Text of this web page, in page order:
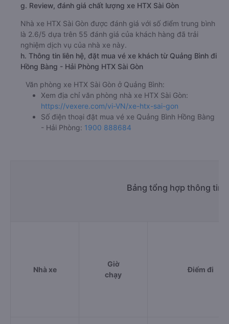
g. Review, đánh giá chất lượng xe HTX Sài Gòn
Nhà xe HTX Sài Gòn được đánh giá với số điểm trung bình
là 2.6/5 dựa trên 55 đánh giá của khách hàng đã trải
nghiệm dịch vụ của nhà xe này.
h. Thông tin liên hệ, đặt mua vé xe khách từ Quảng Bình đi
Hồng Bàng - Hải Phòng HTX Sài Gòn
Văn phòng xe HTX Sài Gòn ở Quảng Bình:
Xem địa chỉ văn phòng nhà xe HTX Sài Gòn:
https://vexere.com/vi-VN/xe-htx-sai-gon
Số điện thoại đặt mua vé xe Quảng Bình Hồng Bàng
- Hải Phòng: 1900 888684
Bảng tổng hợp thông tin
Nhà xe
Giờ
chạy
Điểm đi